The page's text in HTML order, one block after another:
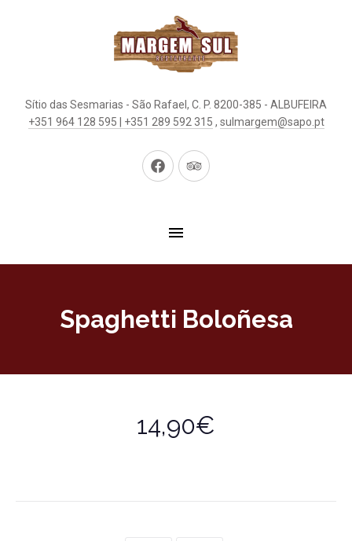
Sítio das Sesmarias - São Rafael, C. P. 8200-385 - ALBUFEIRA
+351 964 128 595 | +351 289 592 315 , sulmargem@sapo.pt
New
New
Spaghetti Boloñesa
14,90€